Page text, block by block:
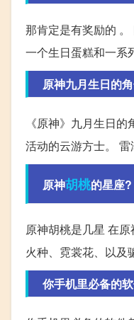
那肯定是有奖励的
一个生日蛋糕和一系
原神九月生日的
《原神》九月生日
活动的云游方士。 雷
原神胡桃的星座?
原神胡桃是几星 在
火种、霓裳花、以及
你手机里必备的